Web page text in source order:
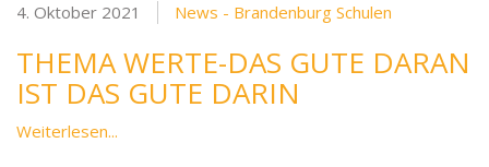
4. Oktober 2021 News - Brandenburg Schulen
THEMA WERTE-DAS GUTE DARAN
IST DAS GUTE DARIN
Weiterlesen...